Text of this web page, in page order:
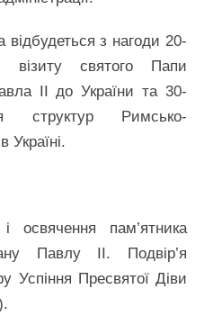
відбудеться з нагоди 20-
візиту святого Папи
ІІ до України та 30-
структур Римсько-
Україні.
освячення пам’ятника
Павлу II. Подвір’я
Успіння Пресвятої Діви